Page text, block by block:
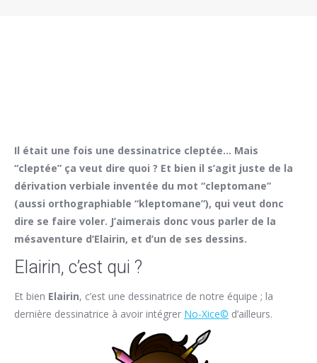
Il était une fois une dessinatrice cleptée… Mais
“cleptée” ça veut dire quoi ? Et bien il s’agit juste de la
dérivation verbiale inventée du mot “cleptomane”
(aussi orthographiable “kleptomane”), qui veut donc
dire se faire voler. J’aimerais donc vous parler de la
mésaventure d’Elairin, et d’un de ses dessins.
Elairin, c’est qui ?
Et bien Elairin, c’est une dessinatrice de notre équipe ; la
dernière dessinatrice à avoir intégrer No-Xice© d’ailleurs.